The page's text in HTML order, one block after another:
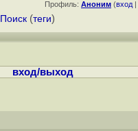
Профиль: Аноним (вход |
Поиск (теги)
вход/выход